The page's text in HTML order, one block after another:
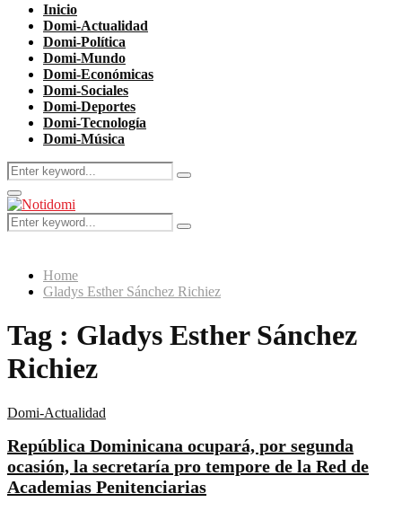
Inicio
Domi-Actualidad
Domi-Política
Domi-Mundo
Domi-Económicas
Domi-Sociales
Domi-Deportes
Domi-Tecnología
Domi-Música
Search
for:
Search
Primary
Menu
Search
for:
Search
Home
Gladys Esther Sánchez Richiez
Tag : Gladys Esther Sánchez
Richiez
Domi-Actualidad
República Dominicana ocupará, por segunda
ocasión, la secretaría pro tempore de la Red de
Academias Penitenciarias